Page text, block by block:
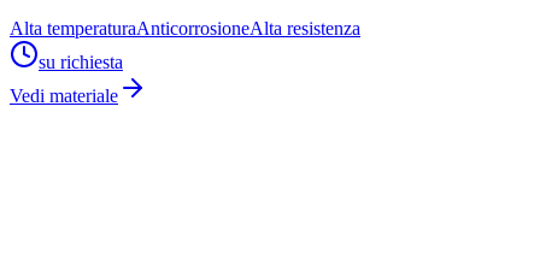
Alta temperaturaAnticorrosioneAlta resistenza
su richiesta
Vedi materiale